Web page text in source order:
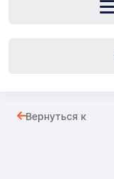
Вернуться к